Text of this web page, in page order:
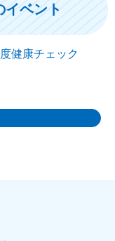
イベント
健康チェック